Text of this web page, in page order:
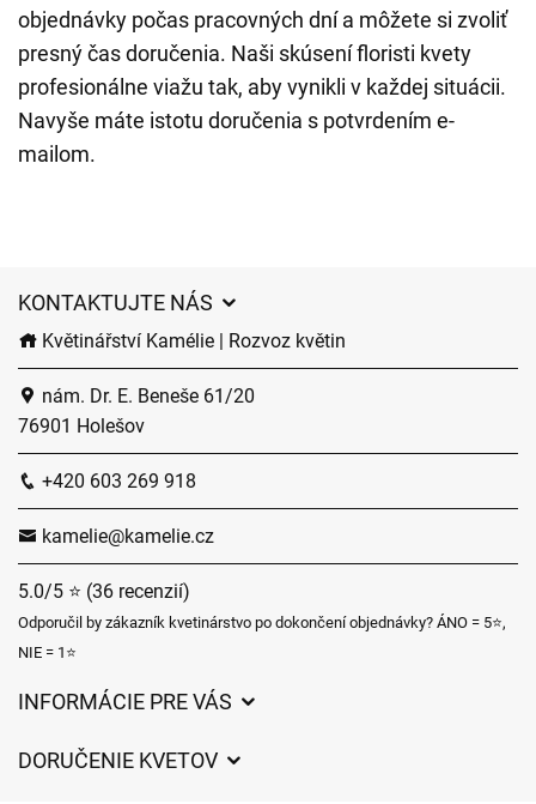
objednávky počas pracovných dní a môžete si zvoliť
presný čas doručenia. Naši skúsení floristi kvety
profesionálne viažu tak, aby vynikli v každej situácii.
Navyše máte istotu doručenia s potvrdením e-
mailom.
KONTAKTUJTE NÁS
Květinářství Kamélie | Rozvoz květin
nám. Dr. E. Beneše 61/20
76901 Holešov
+420 603 269 918
kamelie@kamelie.cz
5.0/5 ⭐ (36 recenzií)
Odporučil by zákazník kvetinárstvo po dokončení objednávky? ÁNO = 5⭐,
NIE = 1⭐
INFORMÁCIE PRE VÁS
DORUČENIE KVETOV